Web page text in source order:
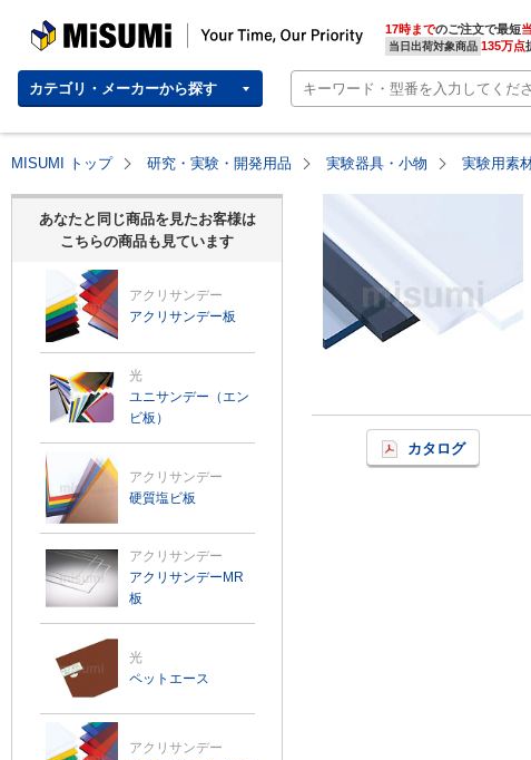
MISUMI | Your Time, Our Priority 17時までのご注文で最短
当日出荷対象商品 135万点
カテゴリ・メーカーから探す
MISUMI トップ 研究・実験・開発用品 実験器具・小物 実験用素
あなたと同じ商品を見たお客様は
こちらの商品も見ています
アクリサンデー
アクリサンデー板
光
ユニサンデー（エン
ビ板）
アクリサンデー
硬質塩ビ板
アクリサンデー
アクリサンデーMR
板
光
ペットエース
アクリサンデー
カタログ